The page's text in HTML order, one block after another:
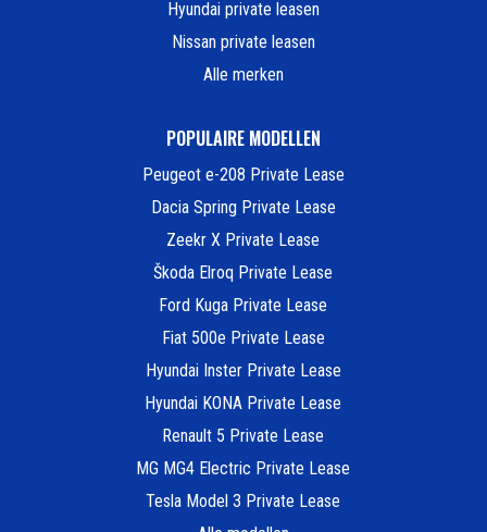
Hyundai private leasen
Nissan private leasen
Alle merken
POPULAIRE MODELLEN
Peugeot e-208 Private Lease
Dacia Spring Private Lease
Zeekr X Private Lease
Škoda Elroq Private Lease
Ford Kuga Private Lease
Fiat 500e Private Lease
Hyundai Inster Private Lease
Hyundai KONA Private Lease
Renault 5 Private Lease
MG MG4 Electric Private Lease
Tesla Model 3 Private Lease